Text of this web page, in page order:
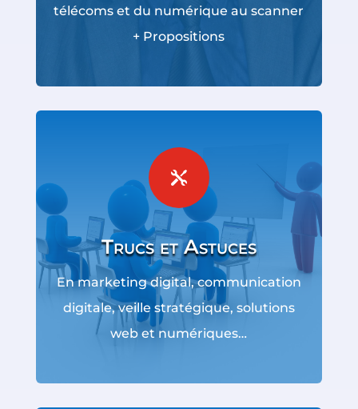
télécoms et du numérique au scanner
+ Propositions

Trucs et Astuces
En marketing digital, communication
digitale, veille stratégique, solutions
web et numériques…